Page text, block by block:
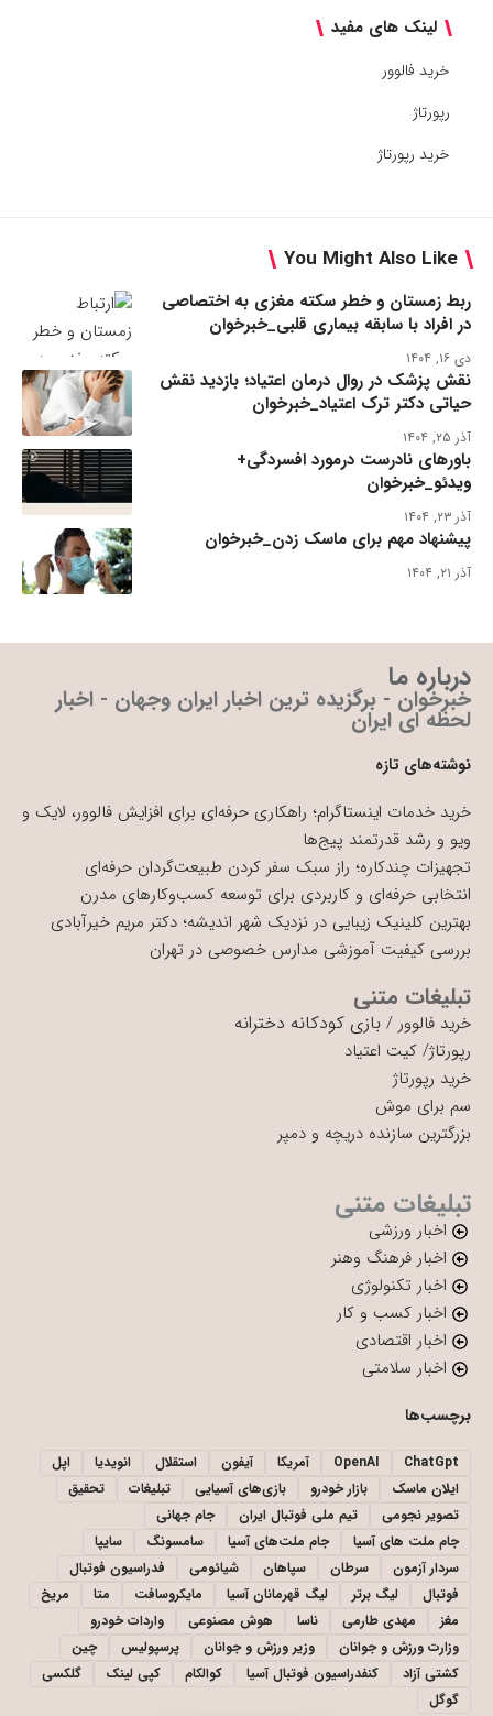
لینک های مفید
خرید فالوور
رپورتاژ
خرید رپورتاژ
You Might Also Like
ربط زمستان و خطر سکته مغزی به اختصاصی
در افراد با سابقه بیماری قلبی_خبرخوان
دی ۱۶, ۱۴۰۴
نقش پزشک در روال درمان اعتیاد؛ بازدید نقش
حیاتی دکتر ترک اعتیاد_خبرخوان
آذر ۲۵, ۱۴۰۴
باورهای نادرست درمورد افسردگی+
ویدئو_خبرخوان
آذر ۲۳, ۱۴۰۴
پیشنهاد مهم برای ماسک زدن_خبرخوان
آذر ۲۱, ۱۴۰۴
درباره ما
خبرخوان - برگزیده ترین اخبار ایران وجهان - اخبار
لحظه ای ایران
نوشته‌های تازه
خرید خدمات اینستاگرام؛ راهکاری حرفه‌ای برای افزایش فالوور، لایک و
ویو و رشد قدرتمند پیج‌ها
تجهیزات چندکاره؛ راز سبک سفر کردن طبیعت‌گردان حرفه‌ای
انتخابی حرفه‌ای و کاربردی برای توسعه کسب‌وکارهای مدرن
بهترین کلینیک زیبایی در نزدیک شهر اندیشه؛ دکتر مریم خیرآبادی
بررسی کیفیت آموزشی مدارس خصوصی در تهران
تبلیغات متنی
خرید فالوور / بازی کودکانه دخترانه
رپورتاژ/ کیت اعتیاد
خرید رپورتاژ
سم برای موش
بزرگترین سازنده دریچه و دمپر
تبلیغات متنی
اخبار ورزشی
اخبار فرهنگ وهنر
اخبار تکنولوژی
اخبار کسب و کار
اخبار اقتصادی
اخبار سلامتی
برچسب‌ها
ChatGpt
OpenAI آمریکا آیفون استقلال انویدیا
اپل
ایلان ماسک
بازار خودرو بازی‌های آسیایی تبلیغات
تحقیق
تصویر نجومی
تیم ملی فوتبال ایران
جام جهانی
جام ملت های آسیا
جام ملت‌های آسیا سامسونگ
سایپا
سردار آزمون
سرطان سپاهان شیائومی
فدراسیون فوتبال
فوتبال
لیگ برتر لیگ قهرمانان آسیا مایکروسافت متا
مریخ
مغز
مهدی طارمی ناسا هوش مصنوعی
واردات خودرو
وزارت ورزش و جوانان
وزیر ورزش و جوانان پرسپولیس
چین
کشتی آزاد
کنفدراسیون فوتبال آسیا کوالکام کپی لینک
گلکسی
گوگل